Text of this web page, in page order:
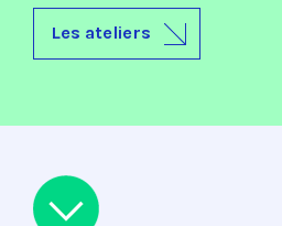
Les ateliers